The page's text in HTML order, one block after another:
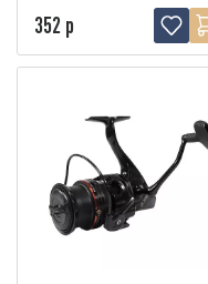
352 р